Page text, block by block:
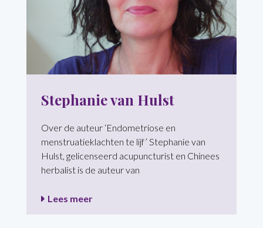
Stephanie van Hulst
Over de auteur ‘Endometriose en
menstruatieklachten te lijf’ Stephanie van
Hulst, gelicenseerd acupuncturist en Chinees
herbalist is de auteur van
Lees meer